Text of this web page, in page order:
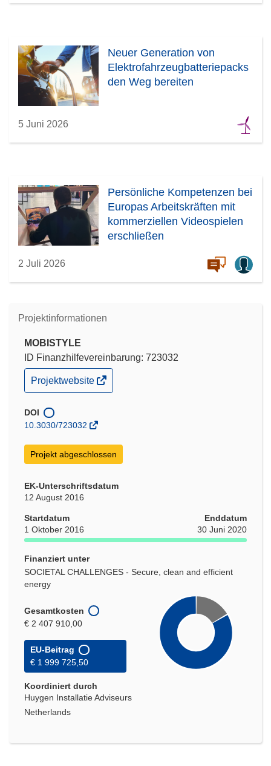
Neuer Generation von
Elektrofahrzeugbatteriepacks
den Weg bereiten
5 Juni 2026
Persönliche Kompetenzen bei
Europas Arbeitskräften mit
kommerziellen Videospielen
erschließen
2 Juli 2026
Projektinformationen
MOBISTYLE
ID Finanzhilfevereinbarung: 723032
(öffnet
in
Fenster)
Projektwebsite
DOI
10.3030/723032
Projekt abgeschlossen
EK-Unterschriftsdatum
12 August 2016
Startdatum
1 Oktober 2016
Enddatum
30 Juni 2020
Finanziert unter
SOCIETAL CHALLENGES - Secure, clean and efficient
energy
Gesamtkosten
€ 2 407 910,00
EU-Beitrag
€ 1 999 725,50
Koordiniert durch
Huygen Installatie Adviseurs
Netherlands